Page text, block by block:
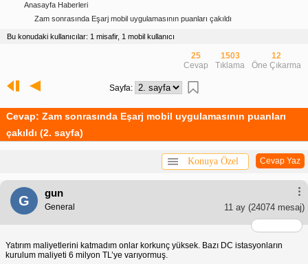
Anasayfa Haberleri
Zam sonrasında Eşarj mobil uygulamasının puanları çakıldı
Bu konudaki kullanıcılar: 1 misafir, 1 mobil kullanıcı
25
Cevap
1503
Tıklama
12
Öne Çıkarma
Sayfa:
Cevap: Zam sonrasında Eşarj mobil uygulamasının puanları
çakıldı (2. sayfa)
Cevap Yaz
Konuya Özel
G
gun
11 ay (24074 mesaj)
General
Yatırım maliyetlerini katmadım onlar korkunç yüksek. Bazı DC istasyonların
kurulum maliyeti 6 milyon TL’ye varıyormuş.